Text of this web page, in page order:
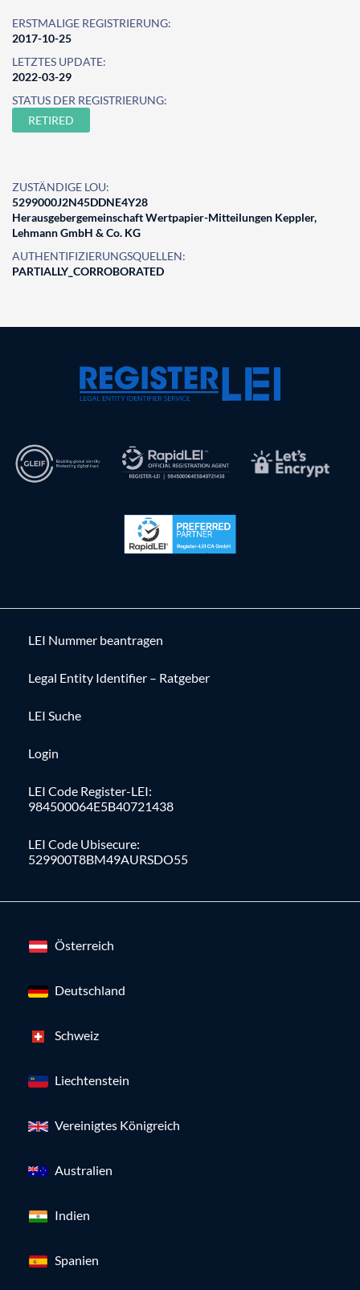
ERSTMALIGE REGISTRIERUNG:
2017-10-25
LETZTES UPDATE:
2022-03-29
STATUS DER REGISTRIERUNG:
RETIRED
ZUSTÄNDIGE LOU:
5299000J2N45DDNE4Y28
Herausgebergemeinschaft Wertpapier-Mitteilungen Keppler,
Lehmann GmbH & Co. KG
AUTHENTIFIZIERUNGSQUELLEN:
PARTIALLY_CORROBORATED
LEI Nummer beantragen
Legal Entity Identifier – Ratgeber
LEI Suche
Login
LEI Code Register-LEI:
984500064E5B40721438
LEI Code Ubisecure:
529900T8BM49AURSDO55
Österreich
Deutschland
Schweiz
Liechtenstein
Vereinigtes Königreich
Australien
Indien
Spanien